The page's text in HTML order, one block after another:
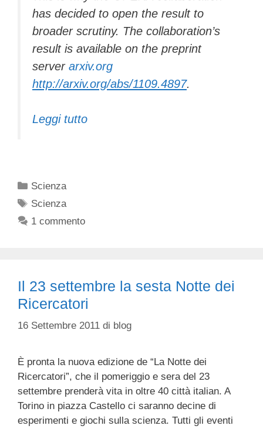
has decided to open the result to
broader scrutiny. The collaboration’s
result is available on the preprint
server arxiv.org
http://arxiv.org/abs/1109.4897.
Leggi tutto
Categorie
Scienza
Tag
Scienza
1 commento
Il 23 settembre la sesta Notte dei
Ricercatori
16 Settembre 2011 di blog
È pronta la nuova edizione de “La Notte dei
Ricercatori”, che il pomeriggio e sera del 23
settembre prenderà vita in oltre 40 città italian. A
Torino in piazza Castello ci saranno decine di
esperimenti e giochi sulla scienza. Tutti gli eventi